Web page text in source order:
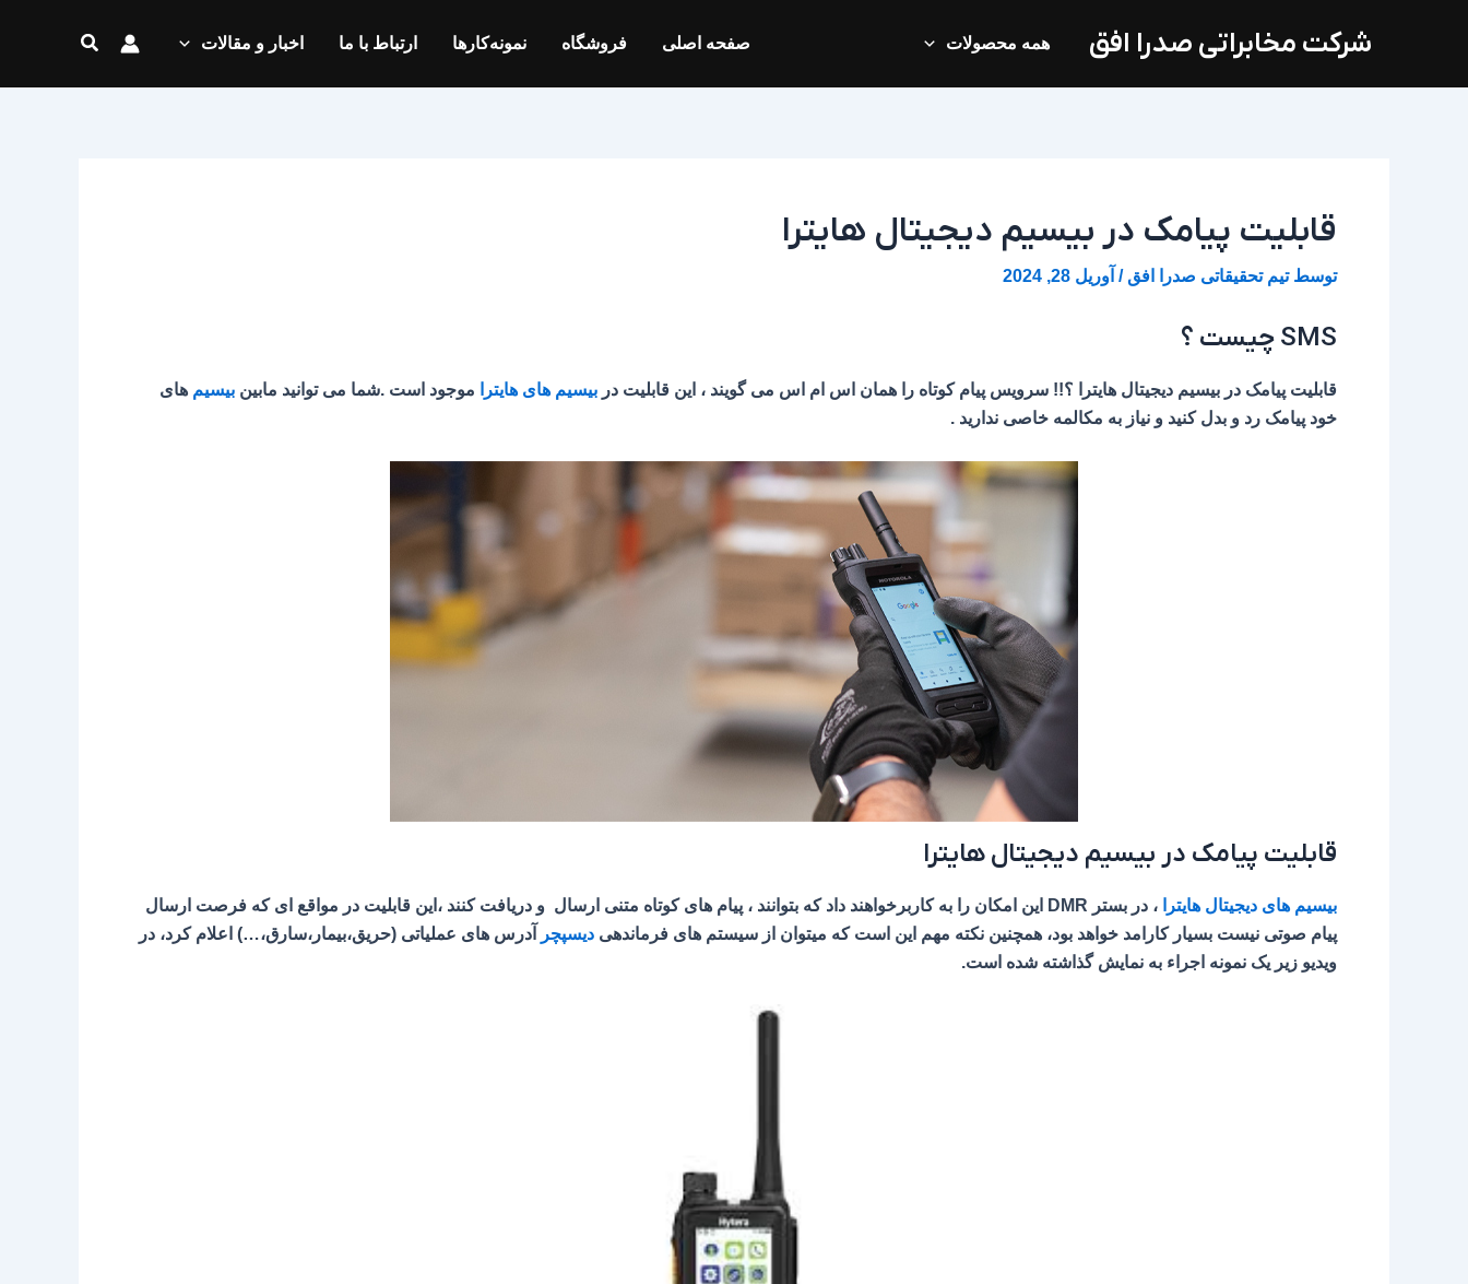
شرکت مخابراتی صدرا افق همه محصولات صفحه اصلی فروشگاه نمونه‌کارها ارتباط با ما اخبار و مقالات جستجو
قابلیت پیامک در بیسیم دیجیتال هایترا
توسطتیم تحقیقاتی صدرا افق/ آوریل 28, 2024
SMS چیست ؟
قابلیت پیامک در بیسیم دیجیتال هایترا ؟!! سرویس پیام کوتاه را همان اس ام اس می گویند ، این قابلیت در بیسیم های هایترا موجود است .شما می توانید مابین بیسیم های
خود پیامک رد و بدل کنید و نیاز به مکالمه خاصی ندارید .
قابلیت پیامک در بیسیم دیجیتال هایترا
بیسیم های دیجیتال هایترا
، در بستر DMR این امکان را به کاربرخواهند داد که بتوانند ، پیام های کوتاه متنی ارسال و دریافت کنند ،این قابلیت در مواقع ای که فرصت ارسال
پیام صوتی نیست بسیار کارامد خواهد بود، همچنین نکته مهم این است که میتوان از سیستم های فرماندهی دیسپچر
آدرس های عملیاتی (حریق،بیمار،سارق،…) اعلام کرد، در
ویدیو زیر یک نمونه اجراء به نمایش گذاشته شده است.